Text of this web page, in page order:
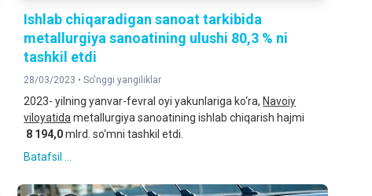
Ishlab chiqaradigan sanoat tarkibida
metallurgiya sanoatining ulushi 80,3 % ni
tashkil etdi
28/03/2023 •So'nggi yangiliklar
2023- yilning yanvar-fevral oyi yakunlariga ko‘ra, Navoiy
viloyatida metallurgiya sanoatining ishlab chiqarish hajmi
8 194,0mlrd. so‘mni tashkil etdi.
Batafsil ...